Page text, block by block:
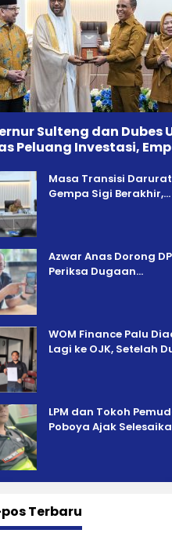
Sulteng dan Dubes
Peluang Investasi,
Masa Transisi Darurat
Gempa Sigi Berakhir,
Azwar Anas Dorong
Periksa Dugaan
‎WOM Finance Palu
Lagi ke OJK, Setelah
LPM dan Tokoh
Poboya Ajak
Terbaru